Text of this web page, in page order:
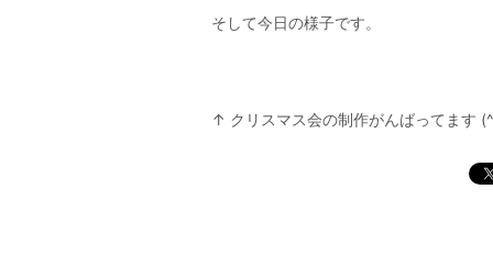
そして今日の様子です。
↑ クリスマス会の制作がんばってます